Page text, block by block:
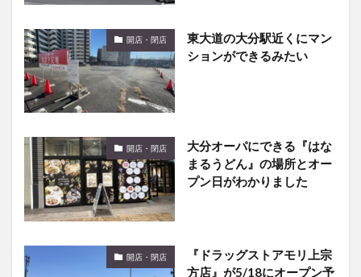
開店・閉店
東大道の大分駅近くにマン
ションができるみたい
開店・閉店
大分オーパにできる『はな
まるうどん』の場所とオー
プン日がわかりました
開店・閉店
『ドラッグストアモリ上宗
方店』が5/18にオープン予